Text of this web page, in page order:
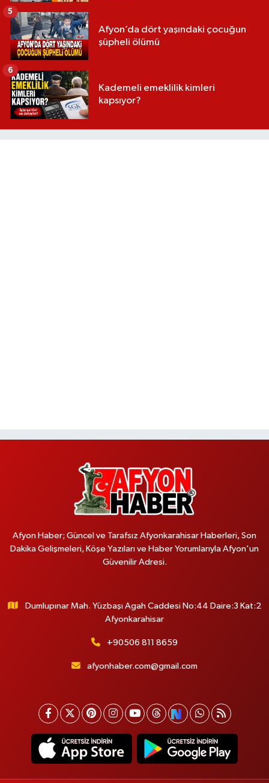
Afyon’da dört yaşındaki çocuğun
şüpheli ölümü
5
Kademeli emeklilik kimleri
kapsıyor?
6
Afyon Haber; Güncel ve Tarafsız Afyonkarahisar Haberleri, Son
Dakika Gelişmeleri, Köşe Yazıları ve Haber Yorumlarıyla Afyon'un
Güvenilir Adresi.
Dumlupınar Mah. Yüzbaşı Agah Caddesi No:44 Daire:3 Kat:2
Afyonkarahisar
+90506 811 8659
afyonhaber.com@gmail.com